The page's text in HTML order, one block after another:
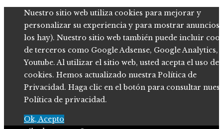
Nuestro sitio web utiliza cookies para mejorar y
personalizar su experiencia y para mostrar anuncios
los hay). Nuestro sitio web también puede incluir
de terceros como Google Adsense, Google Analytics,
Youtube. Al utilizar el sitio web, usted acepta el uso de
cookies. Hemos actualizado nuestra Política de
Privacidad. Haga clic en el botón para consultar
Política de privacidad.
Ok, Acepto